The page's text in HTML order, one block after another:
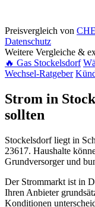
Preisvergleich von
Datenschutz
Weitere Vergleiche &
🔥 Gas Stockelsdorf
Wechsel-Ratgeber
Strom in
sollten
Stockelsdorf liegt in
23617. Haushalte
Grundversorger und
Der Strommarkt ist in
Ihren Anbieter
Konditionen